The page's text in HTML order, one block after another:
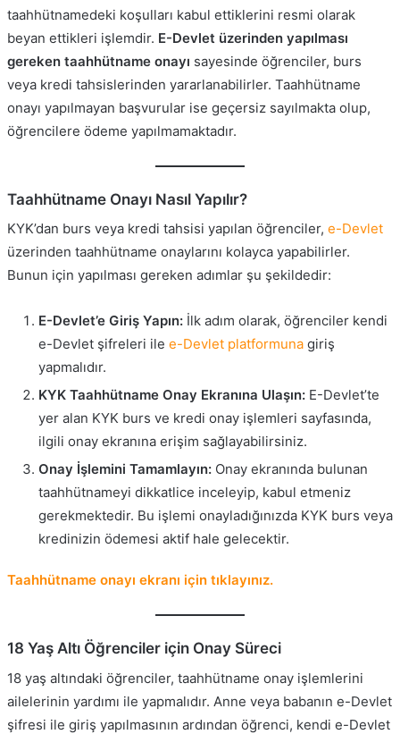
taahhütnamedeki koşulları kabul ettiklerini resmi olarak
beyan ettikleri işlemdir. E-Devlet üzerinden yapılması
gereken taahhütname onayı sayesinde öğrenciler, burs
veya kredi tahsislerinden yararlanabilirler. Taahhütname
onayı yapılmayan başvurular ise geçersiz sayılmakta olup,
öğrencilere ödeme yapılmamaktadır.
Taahhütname Onayı Nasıl Yapılır?
KYK’dan burs veya kredi tahsisi yapılan öğrenciler, e-Devlet
üzerinden taahhütname onaylarını kolayca yapabilirler.
Bunun için yapılması gereken adımlar şu şekildedir:
E-Devlet’e Giriş Yapın:İlk adım olarak, öğrenciler kendi
e-Devlet şifreleri ile e-Devlet platformunagiriş
yapmalıdır.
KYK Taahhütname Onay Ekranına Ulaşın:E-Devlet’te
yer alan KYK burs ve kredi onay işlemleri sayfasında,
ilgili onay ekranına erişim sağlayabilirsiniz.
Onay İşlemini Tamamlayın:Onay ekranında bulunan
taahhütnameyi dikkatlice inceleyip, kabul etmeniz
gerekmektedir. Bu işlemi onayladığınızda KYK burs veya
kredinizin ödemesi aktif hale gelecektir.
Taahhütname onayı ekranı için tıklayınız.
18 Yaş Altı Öğrenciler için Onay Süreci
18 yaş altındaki öğrenciler, taahhütname onay işlemlerini
ailelerinin yardımı ile yapmalıdır. Anne veya babanın e-Devlet
şifresi ile giriş yapılmasının ardından öğrenci, kendi e-Devlet